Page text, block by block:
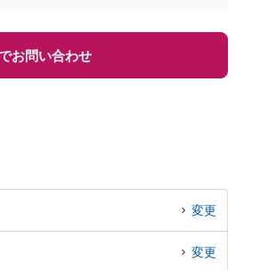
お問い合わせ
変更
変更